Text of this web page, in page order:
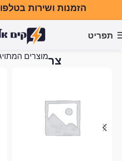
הזמנות ושירות בטלפון: 055-97-
תפריט
צר
עמוד הבית
מוצרים